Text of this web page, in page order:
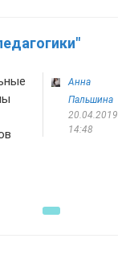
Анна
Пальшина
20.04.2019
14:48